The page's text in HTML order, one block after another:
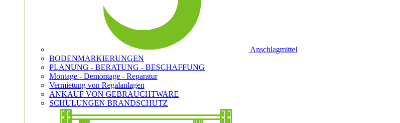
Anschlagmittel
BODENMARKIERUNGEN
PLANUNG - BERATUNG - BESCHAFFUNG
Montage - Demontage - Reparatur
Vermietung von Regalanlagen
ANKAUF VON GEBRAUCHTWARE
SCHULUNGEN BRANDSCHUTZ